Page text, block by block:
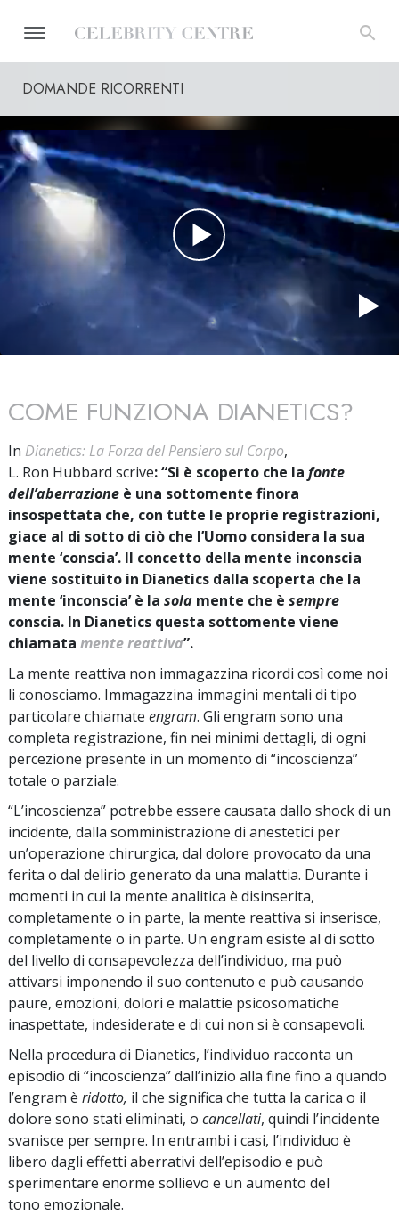
DOMANDE RICORRENTI
COME FUNZIONA DIANETICS?
In Dianetics: La Forza del Pensiero sul Corpo,
L. Ron Hubbard scrive: “Si è scoperto che la fonte
dell’aberrazione è una sottomente finora
insospettata che, con tutte le proprie registrazioni,
giace al di sotto di ciò che l’Uomo considera la sua
mente ‘conscia’. Il concetto della mente inconscia
viene sostituito in Dianetics dalla scoperta che la
mente ‘inconscia’ è la sola mente che è sempre
conscia. In Dianetics questa sottomente viene
chiamata mente reattiva”.
La mente reattiva non immagazzina ricordi così come noi
li conosciamo. Immagazzina immagini mentali di tipo
particolare chiamate engram. Gli engram sono una
completa registrazione, fin nei minimi dettagli, di ogni
percezione presente in un momento di “incoscienza”
totale o parziale.
“L’incoscienza” potrebbe essere causata dallo shock di un
incidente, dalla somministrazione di anestetici per
un’operazione chirurgica, dal dolore provocato da una
ferita o dal delirio generato da una malattia. Durante i
momenti in cui la mente analitica è disinserita,
completamente o in parte, la mente reattiva si inserisce,
completamente o in parte. Un engram esiste al di sotto
del livello di consapevolezza dell’individuo, ma può
attivarsi imponendo il suo contenuto e può causando
paure, emozioni, dolori e malattie psicosomatiche
inaspettate, indesiderate e di cui non si è consapevoli.
Nella procedura di Dianetics, l’individuo racconta un
episodio di “incoscienza” dall’inizio alla fine fino a quando
l’engram è ridotto, il che significa che tutta la carica o il
dolore sono stati eliminati, o cancellati, quindi l’incidente
svanisce per sempre. In entrambi i casi, l’individuo è
libero dagli effetti aberrativi dell’episodio e può
sperimentare enorme sollievo e un aumento del
tono emozionale.